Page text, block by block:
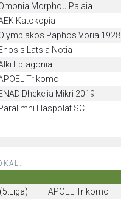
Morphou Palaia
Katokopia
Paphos Voria 1928
Latsia Notia
Eptagonia
Trikomo
Dhekelia Mikri 2019
Haspolat SC
(5.Liga) APOEL Trikomo